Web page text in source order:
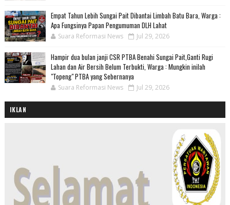
Empat Tahun Lebih Sungai Pait Dibantai Limbah Batu Bara, Warga :
Apa Fungsinya Papan Pengumuman DLH Lahat
Suara Reformasi News Jul 29, 2026
Hampir dua bulan janji CSR PTBA Benahi Sungai Pait,Ganti Rugi
Lahan dan Air Bersih Belum Terbukti, Warga : Mungkin inilah
"Topeng" PTBA yang Sebernanya
Suara Reformasi News Jul 29, 2026
IKLAN